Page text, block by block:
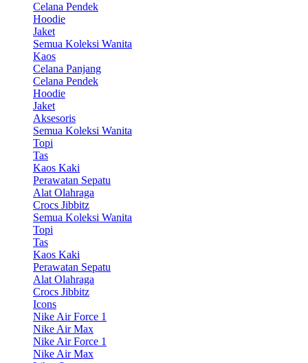
Celana Pendek
Hoodie
Jaket
Semua Koleksi Wanita
Kaos
Celana Panjang
Celana Pendek
Hoodie
Jaket
Aksesoris
Semua Koleksi Wanita
Topi
Tas
Kaos Kaki
Perawatan Sepatu
Alat Olahraga
Crocs Jibbitz
Semua Koleksi Wanita
Topi
Tas
Kaos Kaki
Perawatan Sepatu
Alat Olahraga
Crocs Jibbitz
Icons
Nike Air Force 1
Nike Air Max
Nike Air Force 1
Nike Air Max